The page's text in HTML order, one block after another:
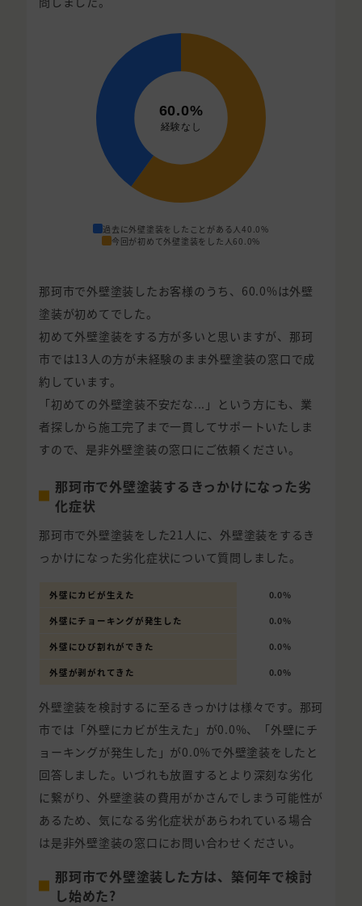
過去に外壁塗装をしたことがある人40.0%
今回が初めて外壁塗装をした人60.0%
那珂市で外壁塗装したお客様のうち、60.0%は外壁
塗装が初めてでした。
初めて外壁塗装をする方が多いと思いますが、那珂
市では13人の方が未経験のまま外壁塗装の窓口で成
約しています。
「初めての外壁塗装不安だな...」という方にも、業
者探しから施工完了まで一貫してサポートいたしま
すので、是非外壁塗装の窓口にご依頼ください。
那珂市で外壁塗装するきっかけになった劣
化症状
那珂市で外壁塗装をした21人に、外壁塗装をするき
っかけになった劣化症状について質問しました。
外壁にカビが生えた 0.0%
外壁にチョーキングが発生した 0.0%
外壁にひび割れができた 0.0%
外壁が剥がれてきた 0.0%
外壁塗装を検討するに至るきっかけは様々です。那珂
市では「外壁にカビが生えた」が0.0%、「外壁にチ
ョーキングが発生した」が0.0%で外壁塗装をしたと
回答しました。いづれも放置するとより深刻な劣化
に繋がり、外壁塗装の費用がかさんでしまう可能性が
あるため、気になる劣化症状があらわれている場合
は是非外壁塗装の窓口にお問い合わせください。
那珂市で外壁塗装した方は、築何年で検討
し始めた?